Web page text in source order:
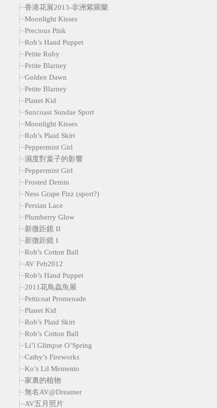
香港花展2013-非洲紫羅蘭
Moonlight Kisses
Precious Pink
Rob’s Hand Puppet
Petite Ruby
Petite Blarney
Golden Dawn
Petite Blarney
Planet Kid
Suncoast Sundae Sport
Moonlight Kisses
Rob’s Plaid Skirt
Peppermint Girl
濕度對葉子的影響
Peppermint Girl
Frosted Demin
Ness Grape Fizz (sport?)
Persian Lace
Plumberry Glow
新微距鏡 II
新微距鏡 I
Rob’s Cotton Ball
AV Feb2012
Rob’s Hand Puppet
2011花鳥蟲魚展
Petticoat Promenade
Planet Kid
Rob’s Plaid Skirt
Rob’s Cotton Ball
Li’l Glimpse O’Spring
Cathy’s Fireworks
Ko’s Lil Memento
家裏的植物
無名AV@Dreamer
AV五月照片